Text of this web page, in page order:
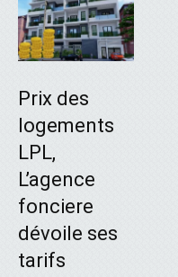
Prix des
logements
LPL,
L’agence
fonciere
dévoile ses
tarifs